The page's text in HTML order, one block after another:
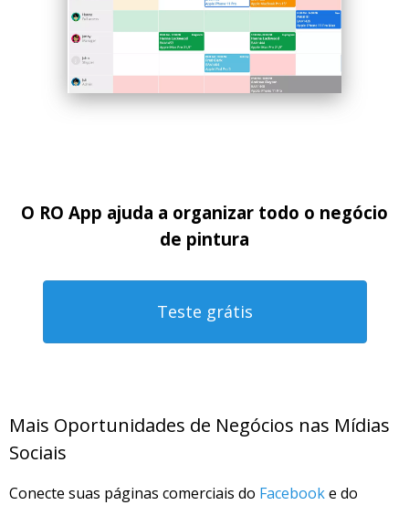
O RO App ajuda a organizar todo o negócio
de pintura
Teste grátis
Mais Oportunidades de Negócios nas Mídias
Sociais
Conecte suas páginas comerciais do Facebooke do